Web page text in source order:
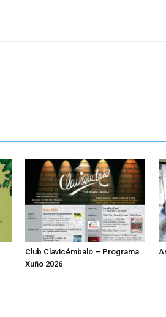
Club Clavicémbalo – Programa
Xuño 2026